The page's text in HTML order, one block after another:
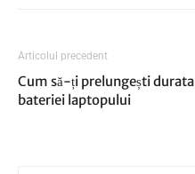
Articolul precedent
Cum să-ți prelungești durata
bateriei laptopului